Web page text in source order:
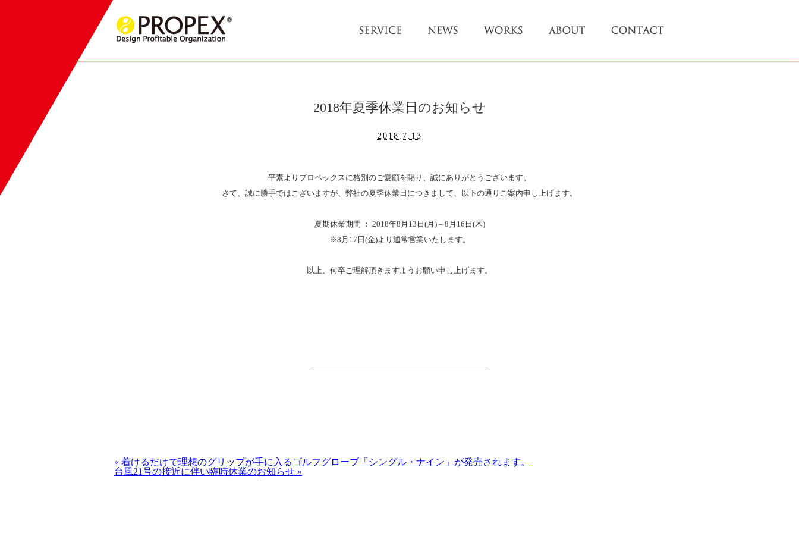
2018年夏季休業日のお知らせ
2018.7.13
平素よりプロペックスに格別のご愛顧を賜り、誠にありがとうございます。
さて、誠に勝手ではこざいますが、弊社の夏季休業日につきまして、以下の通りご案内申し上げます。
夏期休業期間 ： 2018年8月13日(月) – 8月16日(木)
※8月17日(金)より通常営業いたします。
以上、何卒ご理解頂きますようお願い申し上げます。
« 着けるだけで理想のグリップが手に入るゴルフグローブ「シングル・ナイン」が発売されます。
台風21号の接近に伴い臨時休業のお知らせ »